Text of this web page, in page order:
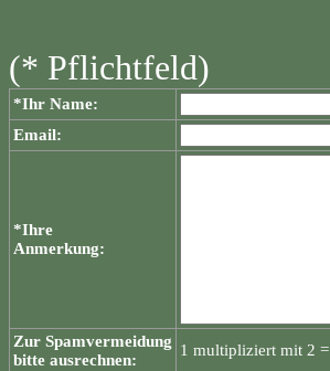
(* Pflichtfeld)
*Ihr Name:
Email:
*Ihre
Anmerkung:
Zur Spamvermeidung
bitte ausrechnen:
1 multipliziert mit 2 =